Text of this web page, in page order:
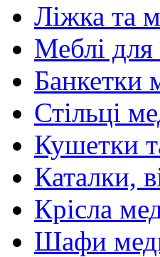
Ліжка та
Меблі
Банкетки
Стільці
Кушетки
Каталки,
Крісла
Шафи